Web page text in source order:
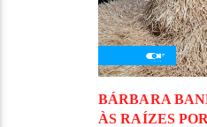
BÁRBARA
ÀS RAÍZES